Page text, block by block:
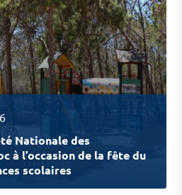
Nationale des
à l’occasion de la fête du
scolaires